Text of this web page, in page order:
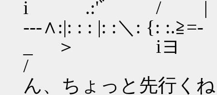
i .:'ﾞ / |
---∧:|: : : |: :＼: {:
_ ＞
/ ｱｯｱｯｱｯ
ん、ちょっと先行く